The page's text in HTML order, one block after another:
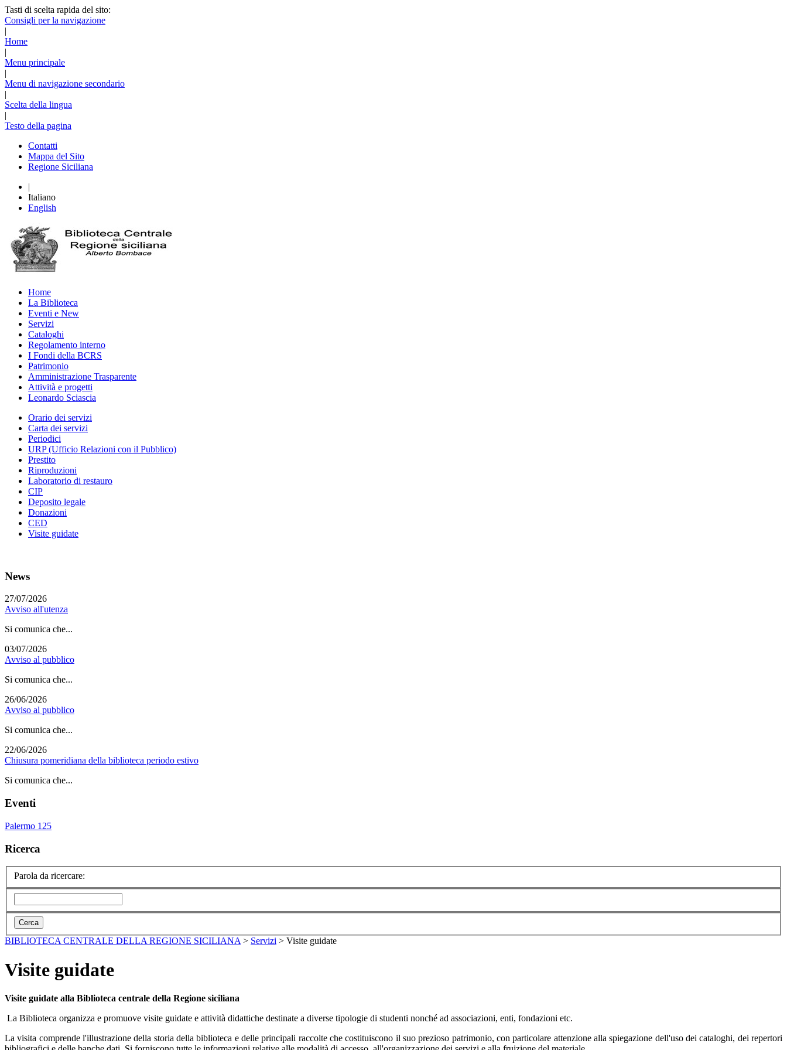
Tasti di scelta rapida del sito:
Consigli per la navigazione
|
Home
|
Menu principale
|
Menu di navigazione secondario
|
Scelta della lingua
|
Testo della pagina
Contatti
Mappa del Sito
Regione Siciliana
|
Italiano
English
Home
La Biblioteca
Eventi e New
Servizi
Cataloghi
Regolamento interno
I Fondi della BCRS
Patrimonio
Amministrazione Trasparente
Attività e progetti
Leonardo Sciascia
Orario dei servizi
Carta dei servizi
Periodici
URP (Ufficio Relazioni con il Pubblico)
Prestito
Riproduzioni
Laboratorio di restauro
CIP
Deposito legale
Donazioni
CED
Visite guidate
News
27/07/2026
Avviso all'utenza
Si comunica che...
03/07/2026
Avviso al pubblico
Si comunica che...
26/06/2026
Avviso al pubblico
Si comunica che...
22/06/2026
Chiusura pomeridiana della biblioteca periodo estivo
Si comunica che...
Eventi
Palermo 125
Ricerca
Parola da ricercare:
BIBLIOTECA CENTRALE DELLA REGIONE SICILIANA > Servizi > Visite guidate
Visite guidate
Visite guidate alla Biblioteca centrale della Regione siciliana
La Biblioteca organizza e promuove visite guidate e attività didattiche destinate a diverse tipologie di studenti nonché ad associazioni, enti, fondazioni etc.
La visita comprende l'illustrazione della storia della biblioteca e delle principali raccolte che costituiscono il suo prezioso patrimonio, con particolare attenzione alla spiegazione dell'uso dei cataloghi, dei repertori